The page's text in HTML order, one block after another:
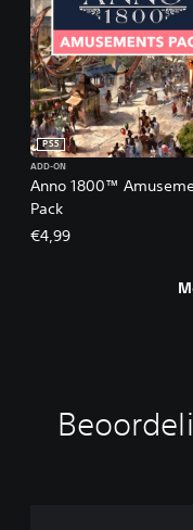
Anno 1800™
Pack
PS5
ADD-ON
€4,99